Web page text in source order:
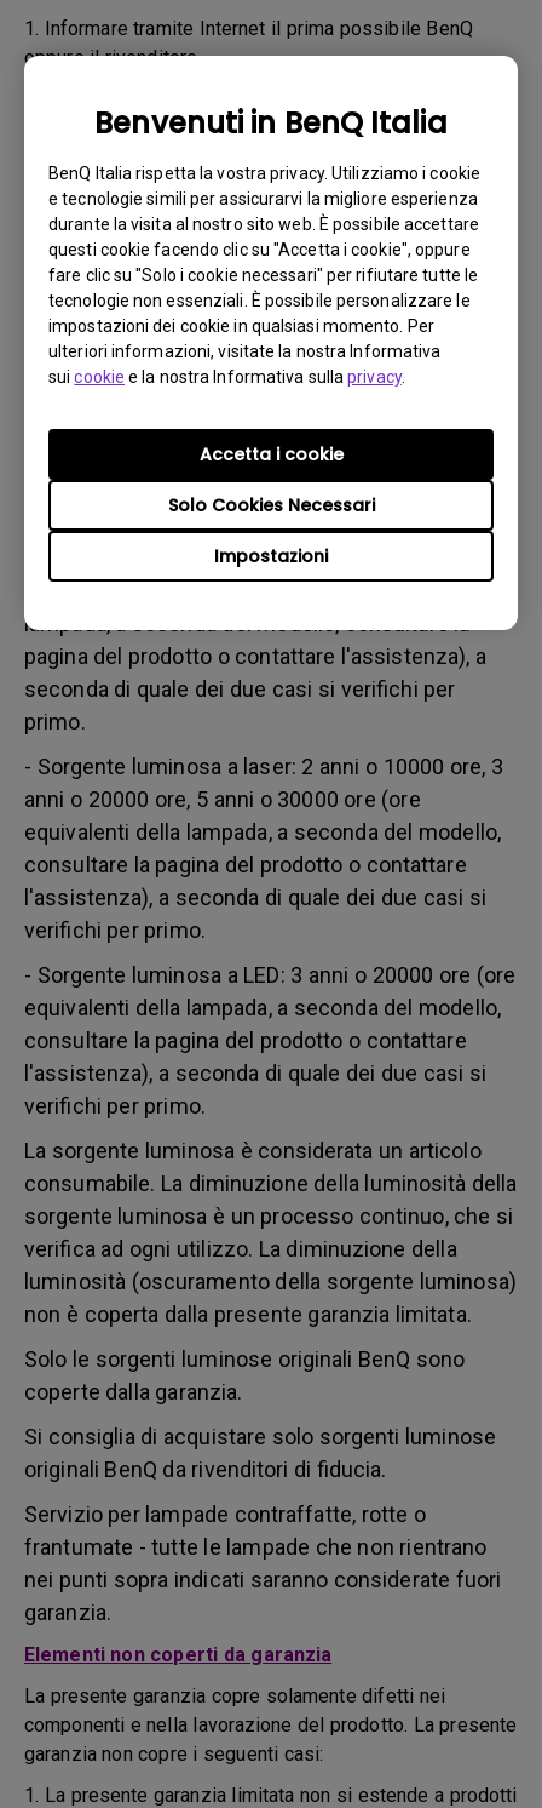
Benvenuti in BenQ Italia
BenQ Italia rispetta la vostra privacy. Utilizziamo i cookie
e tecnologie simili per assicurarvi la migliore esperienza
durante la visita al nostro sito web. È possibile accettare
questi cookie facendo clic su "Accetta i cookie", oppure
fare clic su "Solo i cookie necessari" per rifiutare tutte le
tecnologie non essenziali. È possibile personalizzare le
impostazioni dei cookie in qualsiasi momento. Per
ulteriori informazioni, visitate la nostra Informativa
suicookie e la nostra Informativa sullaprivacy.
Impostazioni
Solo Cookies Necessari
Accetta i cookie
1. Informare tramite Internet il prima possibile BenQ
oppure il rivenditore
a. del materiale di imballaggio (interno ed esterno)
b. del danno fisico
3. Tenere la fattura e la bolla di consegna a portata di
mano
4. Non utilizzare il prodotto, poiché potrebbero essere
valutate le ore di utilizzo.
La garanzia della lampada (qui indicata come
sorgente luminosa) si basa sul tipo di sorgente
luminosa ed è limitata a:
- Sorgente luminosa a lampada (UHP): 1 anno o
lampada, a seconda del modello, consultare la
pagina del prodotto o contattare l'assistenza), a
seconda di quale dei due casi si verifichi per
primo.
- Sorgente luminosa a laser: 2 anni o 10000 ore, 3
anni o 20000 ore, 5 anni o 30000 ore (ore
equivalenti della lampada, a seconda del modello,
consultare la pagina del prodotto o contattare
l'assistenza), a seconda di quale dei due casi si
verifichi per primo.
- Sorgente luminosa a LED: 3 anni o 20000 ore (ore
equivalenti della lampada, a seconda del modello,
consultare la pagina del prodotto o contattare
l'assistenza), a seconda di quale dei due casi si
verifichi per primo.
La sorgente luminosa è considerata un articolo
consumabile. La diminuzione della luminosità della
sorgente luminosa è un processo continuo, che si
verifica ad ogni utilizzo. La diminuzione della
luminosità (oscuramento della sorgente luminosa)
non è coperta dalla presente garanzia limitata.
Solo le sorgenti luminose originali BenQ sono
coperte dalla garanzia.
Si consiglia di acquistare solo sorgenti luminose
originali BenQ da rivenditori di fiducia.
Servizio per lampade contraffatte, rotte o
frantumate - tutte le lampade che non rientrano
nei punti sopra indicati saranno considerate fuori
garanzia.
Elementi non coperti da garanzia
La presente garanzia copre solamente difetti nei
componenti e nella lavorazione del prodotto. La presente
garanzia non copre i seguenti casi:
1. La presente garanzia limitata non si estende a prodotti